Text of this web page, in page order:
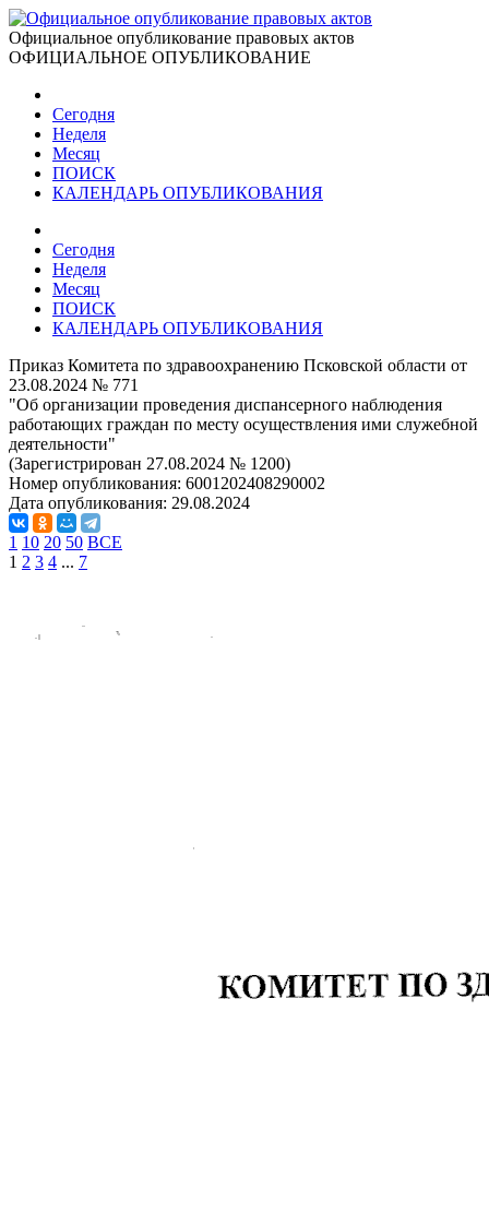
Официальное опубликование правовых актов
ОФИЦИАЛЬНОЕ ОПУБЛИКОВАНИЕ
Сегодня
Неделя
Месяц
ПОИСК
КАЛЕНДАРЬ ОПУБЛИКОВАНИЯ
Сегодня
Неделя
Месяц
ПОИСК
КАЛЕНДАРЬ ОПУБЛИКОВАНИЯ
Приказ Комитета по здравоохранению Псковской области от
23.08.2024 № 771
"Об организации проведения диспансерного наблюдения
работающих граждан по месту осуществления ими служебной
деятельности"
(Зарегистрирован 27.08.2024 № 1200)
Номер опубликования: 6001202408290002
Дата опубликования: 29.08.2024
1 10 20 50 ВСЕ
1 2 3 4 ... 7